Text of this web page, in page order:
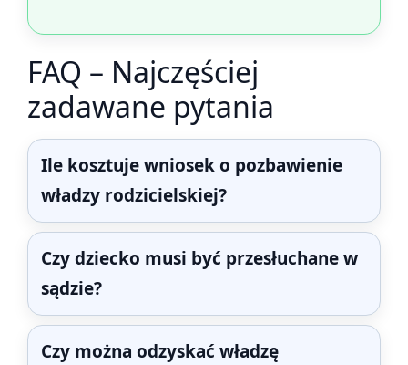
FAQ – Najczęściej
zadawane pytania
Ile kosztuje wniosek o pozbawienie
władzy rodzicielskiej?
Czy dziecko musi być przesłuchane w
sądzie?
Czy można odzyskać władzę